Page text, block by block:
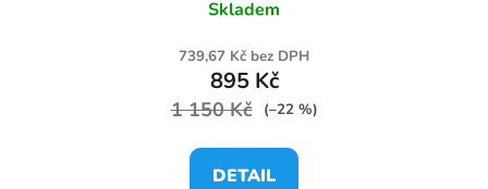
Skladem
739,67 Kč bez DPH
895 Kč
1 150 Kč (–22 %)
DETAIL